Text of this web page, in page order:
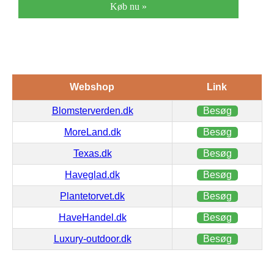
Køb nu »
Webshop Link
Blomsterverden.dk Besøg
MoreLand.dk Besøg
Texas.dk Besøg
Haveglad.dk Besøg
Plantetorvet.dk Besøg
HaveHandel.dk Besøg
Luxury-outdoor.dk Besøg